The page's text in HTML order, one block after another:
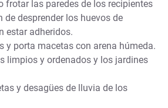
frotar las paredes de los recipientes
desprender los huevos de
estar adheridos.
y porta macetas con arena húmeda.
limpios y ordenados y los jardines
y desagües de lluvia de los